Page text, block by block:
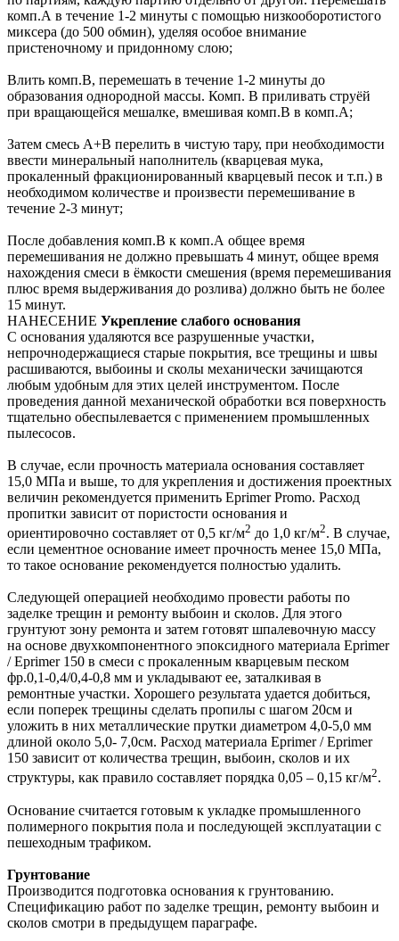
комп.А в течение 1-2 минуты с помощью низкооборотистого
миксера (до 500 обмин), уделяя особое внимание
пристеночному и придонному слою;
Влить комп.В, перемешать в течение 1-2 минуты до
образования однородной массы. Комп. В приливать струёй
при вращающейся мешалке, вмешивая комп.В в комп.А;
Затем смесь А+В перелить в чистую тару, при необходимости
ввести минеральный наполнитель (кварцевая мука,
прокаленный фракционированный кварцевый песок и т.п.) в
необходимом количестве и произвести перемешивание в
течение 2-3 минут;
После добавления комп.В к комп.А общее время
перемешивания не должно превышать 4 минут, общее время
нахождения смеси в ёмкости смешения (время перемешивания
плюс время выдерживания до розлива) должно быть не более
15 минут.
НАНЕСЕНИЕ Укрепление слабого основания
С основания удаляются все разрушенные участки,
непрочнодержащиеся старые покрытия, все трещины и швы
расшиваются, выбоины и сколы механически зачищаются
любым удобным для этих целей инструментом. После
проведения данной механической обработки вся поверхность
тщательно обеспылевается с применением промышленных
пылесосов.
В случае, если прочность материала основания составляет
15,0 МПа и выше, то для укрепления и достижения проектных
величин рекомендуется применить Eprimer Promo. Расход
пропитки зависит от пористости основания и
ориентировочно составляет от 0,5 кг/м2 до 1,0 кг/м2. В случае,
если цементное основание имеет прочность менее 15,0 МПа,
то такое основание рекомендуется полностью удалить.
Следующей операцией необходимо провести работы по
заделке трещин и ремонту выбоин и сколов. Для этого
грунтуют зону ремонта и затем готовят шпалевочную массу
на основе двухкомпонентного эпоксидного материала Eprimer
/ Eprimer 150 в смеси с прокаленным кварцевым песком
фр.0,1-0,4/0,4-0,8 мм и укладывают ее, заталкивая в
ремонтные участки. Хорошего результата удается добиться,
если поперек трещины сделать пропилы с шагом 20см и
уложить в них металлические прутки диаметром 4,0-5,0 мм
длиной около 5,0- 7,0см. Расход материала Eprimer / Eprimer
150 зависит от количества трещин, выбоин, сколов и их
структуры, как правило составляет порядка 0,05 – 0,15 кг/м2.
Основание считается готовым к укладке промышленного
полимерного покрытия пола и последующей эксплуатации с
пешеходным трафиком.
Грунтование
Производится подготовка основания к грунтованию.
Спецификацию работ по заделке трещин, ремонту выбоин и
сколов смотри в предыдущем параграфе.